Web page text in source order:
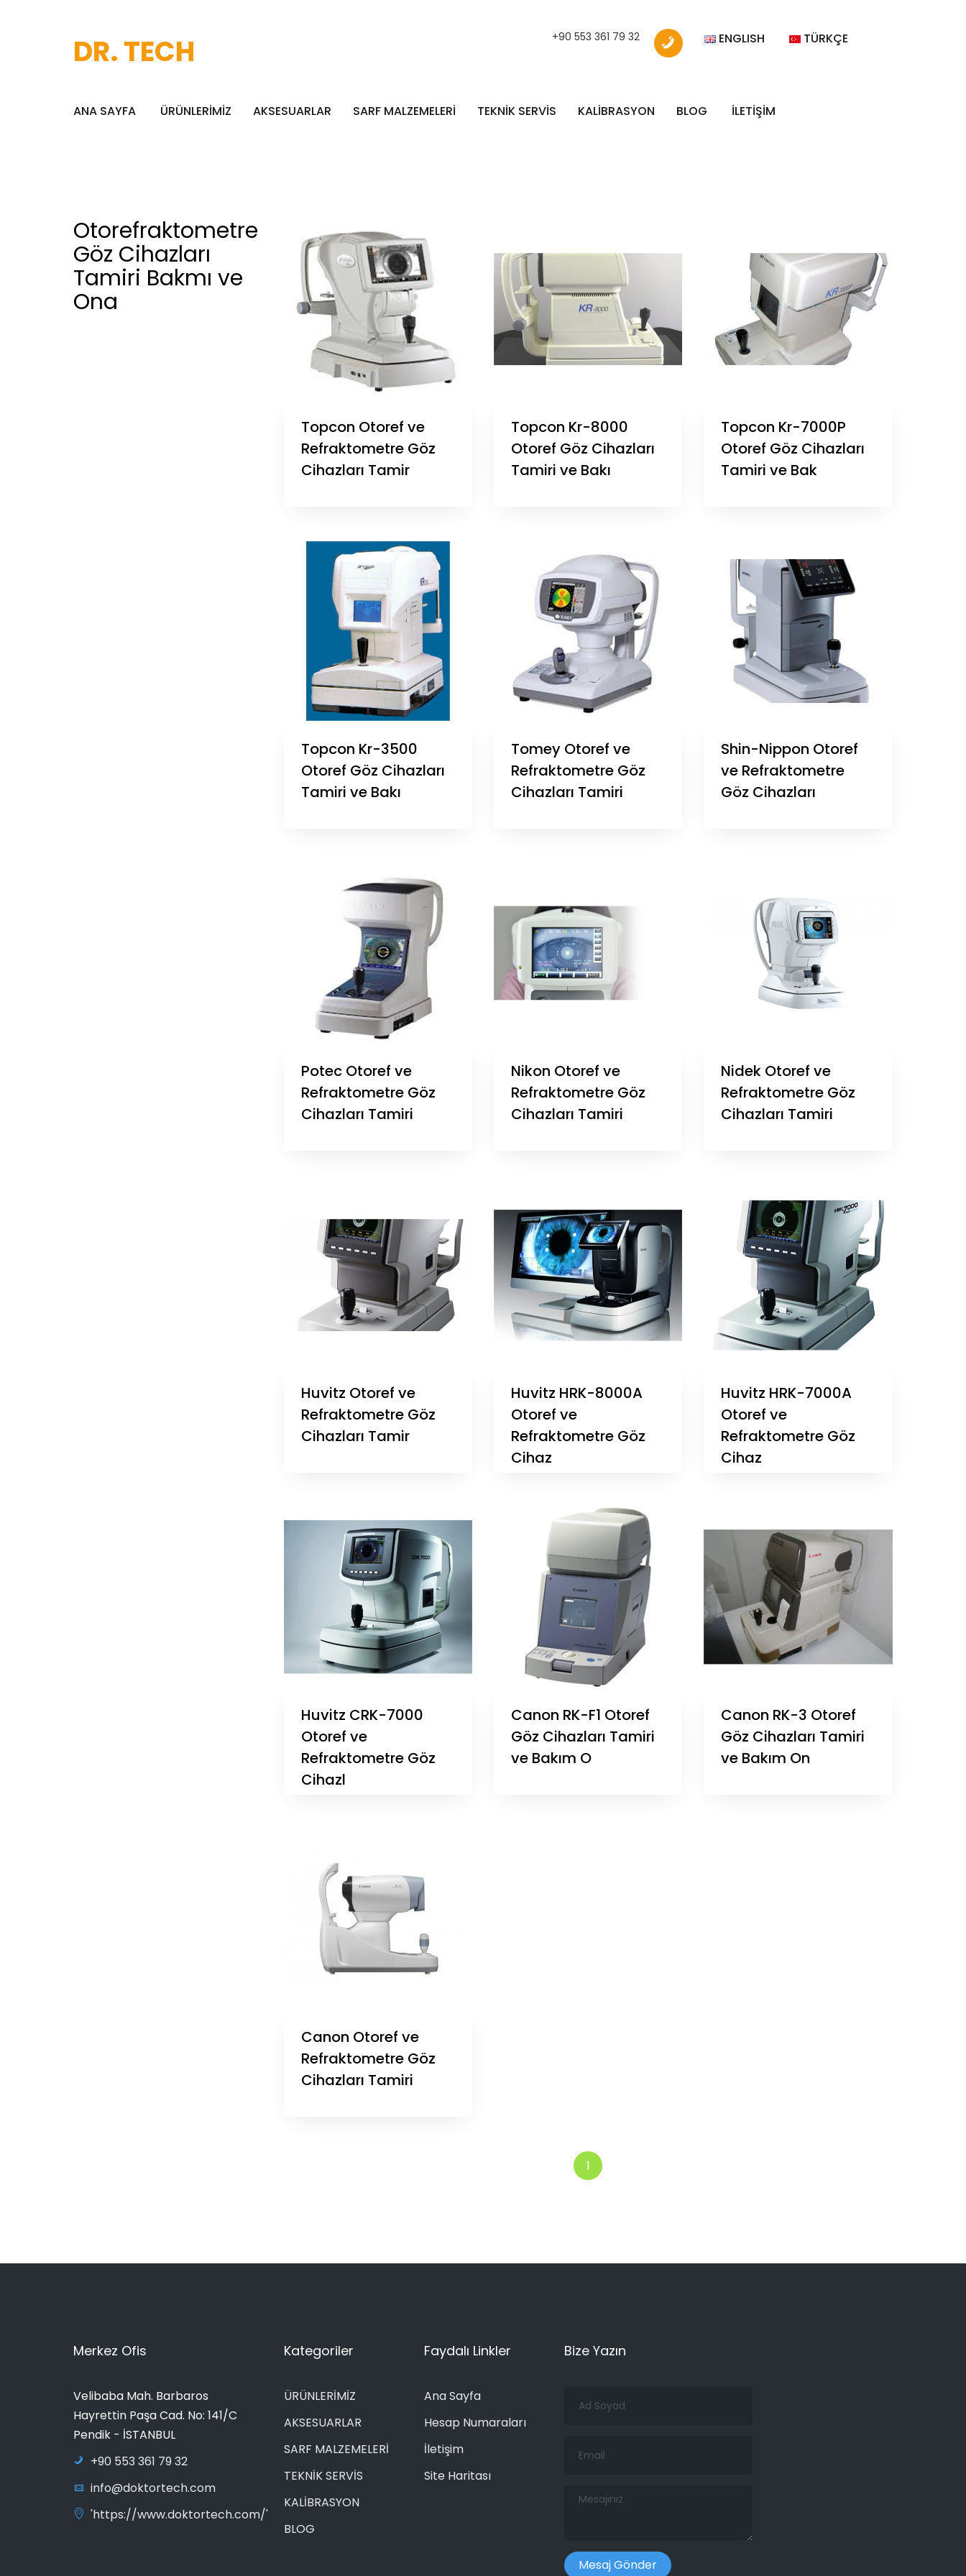
DR. TECH +90 553 361 79 32 ENGLISH TÜRKÇE
ANA SAYFA ÜRÜNLERİMİZ AKSESUARLAR SARF MALZEMELERİ TEKNİK SERVİS KALİBRASYON BLOG İLETİŞİM
Otorefraktometre
Göz Cihazları
Tamiri Bakmı ve
Ona
Topcon Otoref ve
Refraktometre Göz
Cihazları Tamir
Topcon Kr-8000
Otoref Göz Cihazları
Tamiri ve Bakı
Topcon Kr-7000P
Otoref Göz Cihazları
Tamiri ve Bak
Topcon Kr-3500
Otoref Göz Cihazları
Tamiri ve Bakı
Tomey Otoref ve
Refraktometre Göz
Cihazları Tamiri
Shin-Nippon Otoref
ve Refraktometre
Göz Cihazları
Potec Otoref ve
Refraktometre Göz
Cihazları Tamiri
Nikon Otoref ve
Refraktometre Göz
Cihazları Tamiri
Nidek Otoref ve
Refraktometre Göz
Cihazları Tamiri
Huvitz Otoref ve
Refraktometre Göz
Cihazları Tamir
Huvitz HRK-8000A
Otoref ve
Refraktometre Göz
Cihaz
Huvitz HRK-7000A
Otoref ve
Refraktometre Göz
Cihaz
Huvitz CRK-7000
Otoref ve
Refraktometre Göz
Cihazl
Canon RK-F1 Otoref
Göz Cihazları Tamiri
ve Bakım O
Canon RK-3 Otoref
Göz Cihazları Tamiri
ve Bakım On
Canon Otoref ve
Refraktometre Göz
Cihazları Tamiri
1
Merkez Ofis
Velibaba Mah. Barbaros
Hayrettin Paşa Cad. No: 141/C
Pendik - İSTANBUL
+90 553 361 79 32
info@doktortech.com
'https://www.doktortech.com/'
Kategoriler
ÜRÜNLERİMİZ
AKSESUARLAR
SARF MALZEMELERİ
TEKNİK SERVİS
KALİBRASYON
BLOG
Faydalı Linkler
Ana Sayfa
Hesap Numaraları
İletişim
Site Haritası
Bize Yazın
Soyad
Mesajınız